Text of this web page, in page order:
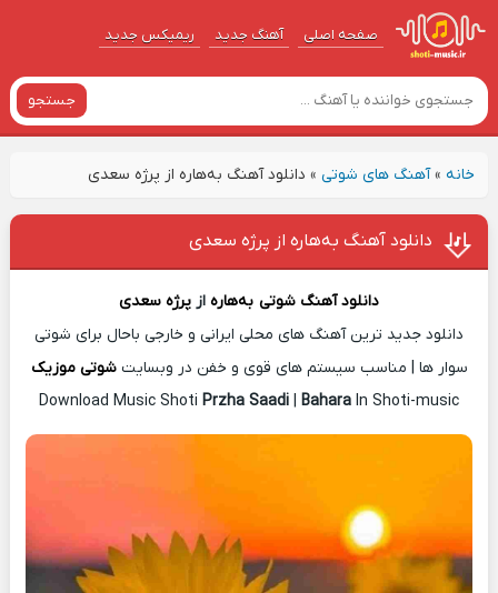
صفحه اصلی آهنگ‌ جدید ریمیکس جدید
جستجو
خانه»آهنگ های شوتی» دانلود آهنگ بەهارە از پرژه سعدی
دانلود آهنگ بەهارە از پرژه سعدی
دانلود آهنگ شوتی بەهارە از پرژه سعدی
دانلود جدید ترین آهنگ های محلی ایرانی و خارجی باحال برای شوتی
سوار ها | مناسب سیستم های قوی و خفن در وبسایتشوتی موزیک
Download Music Shoti Przha Saadi Bahara In Shoti-music